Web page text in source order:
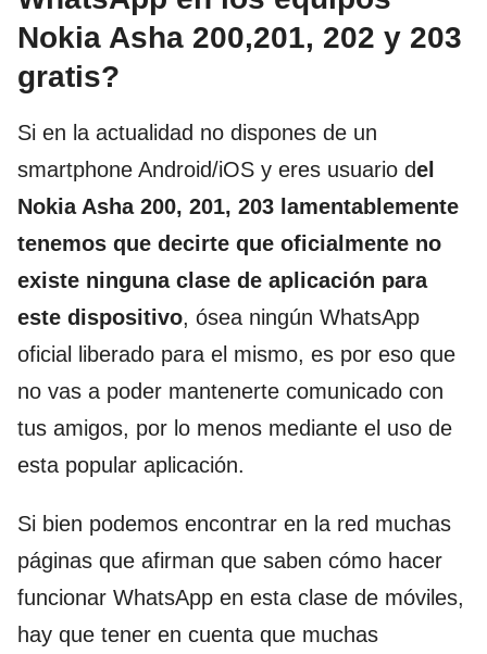
Nokia Asha 200,201, 202 y 203
gratis?
Si en la actualidad no dispones de un
smartphone Android/iOS y eres usuario del
Nokia Asha 200, 201, 203 lamentablemente
tenemos que decirte que oficialmente no
existe ninguna clase de aplicación para
este dispositivo, ósea ningún WhatsApp
oficial liberado para el mismo, es por eso que
no vas a poder mantenerte comunicado con
tus amigos, por lo menos mediante el uso de
esta popular aplicación.
Si bien podemos encontrar en la red muchas
páginas que afirman que saben cómo hacer
funcionar WhatsApp en esta clase de móviles,
hay que tener en cuenta que muchas